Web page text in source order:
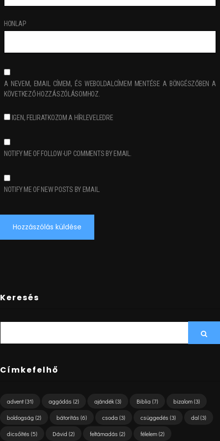
HONLAP
A NEVEM, EMAIL CÍMEM, ÉS WEBOLDALCÍMEM MENTÉSE A BÖNGÉSZŐBEN A
KÖVETKEZŐ HOZZÁSZÓLÁSOMHOZ.
IGEN, FELIRATKOZOM A HÍRLEVELEDRE
NOTIFY ME OF FOLLOW-UP COMMENTS BY EMAIL.
NOTIFY ME OF NEW POSTS BY EMAIL.
Keresés
Címkefelhő
advent(31) aggódás (2) ajándék(3) Biblia (7) bizalom(3)
boldogság (2) bátorítás (6) csoda (3) csüggedés (3) dal(3)
dicsőítés (5) Dávid (2) feltámadás (2) félelem(2)